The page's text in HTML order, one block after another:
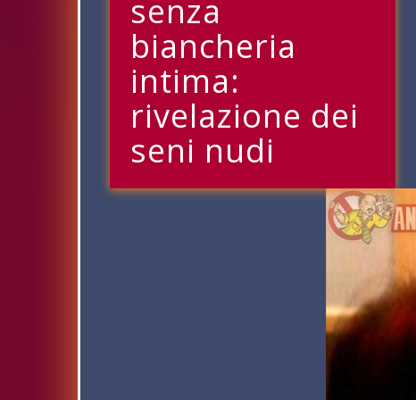
senza
biancheria
intima:
rivelazione dei
seni nudi